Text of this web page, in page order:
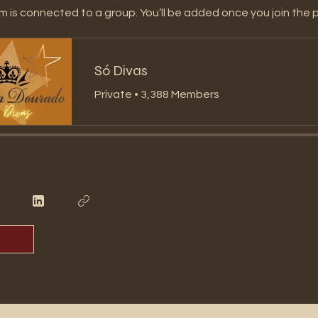
is connected to a group. You’ll be added once you join the
Só Divas
Private • 3,388 Members